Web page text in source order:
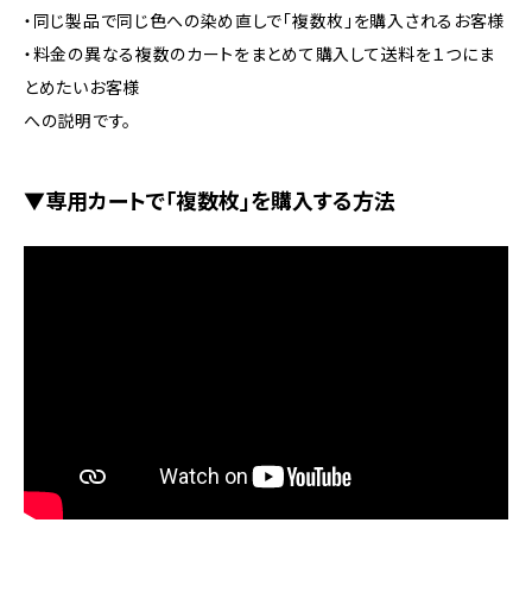
・同じ製品で同じ色への染め直しで「複数枚」を購入されるお客様
・料金の異なる複数のカートをまとめて購入して送料を１つにま
とめたいお客様
への説明です。
▼専用カートで「複数枚」を購入する方法